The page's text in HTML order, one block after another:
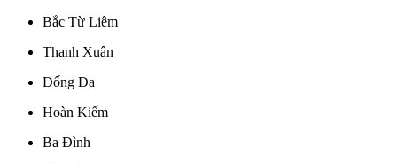
Bắc Từ Liêm
Thanh Xuân
Đống Đa
Hoàn Kiếm
Ba Đình